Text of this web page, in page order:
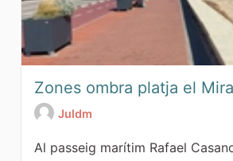
Zones ombra platja el
Juldm
Al passeig marítim Rafael